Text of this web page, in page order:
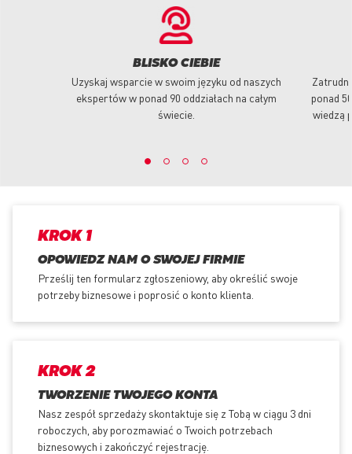
BLISKO CIEBIE
Uzyskaj wsparcie w swoim języku od naszych
ekspertów w ponad 90 oddziałach na całym
świecie.
ponad
wiedzą
KROK 1
OPOWIEDZ NAM O SWOJEJ FIRMIE
Prześlij ten formularz zgłoszeniowy, aby określić swoje
potrzeby biznesowe i poprosić o konto klienta.
KROK 2
TWORZENIE TWOJEGO KONTA
Nasz zespół sprzedaży skontaktuje się z Tobą w ciągu 3 dni
roboczych, aby porozmawiać o Twoich potrzebach
biznesowych i zakończyć rejestrację.